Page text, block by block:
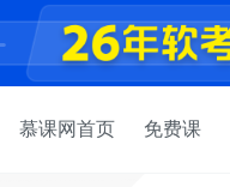
慕课网首页 免费课